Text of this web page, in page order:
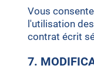
Vous
l'utilisation
contrat écrit
7.